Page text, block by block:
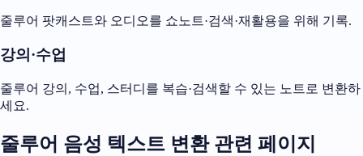
줄루어 팟캐스트와 오디오를 쇼노트·검색·재활용을 위해 기록.
강의·수업
줄루어 강의, 수업, 스터디를 복습·검색할 수 있는 노트로 변환하
세요.
줄루어 음성 텍스트 변환 관련 페이지